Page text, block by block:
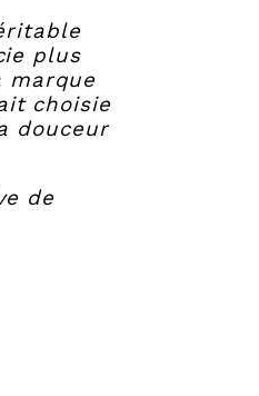
plus
marque
choisie
douceur
de